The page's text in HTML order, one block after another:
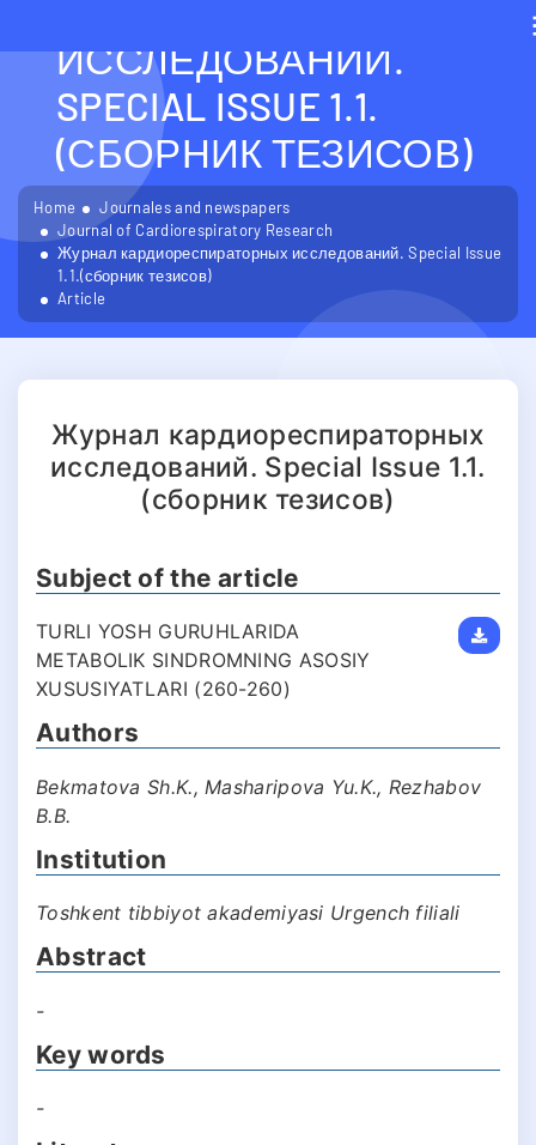
ИССЛЕДОВАНИЙ.
SPECIAL ISSUE 1.1.
(СБОРНИК ТЕЗИСОВ)
Home
Journales and newspapers
Journal of Cardiorespiratory Research
Журнал кардиореспираторных исследований. Special Issue
1.1.(сборник тезисов)
Article
Журнал кардиореспираторных
исследований. Special Issue 1.1.
(сборник тезисов)
Subject of the article
TURLI YOSH GURUHLARIDA
METABOLIK SINDROMNING ASOSIY
XUSUSIYATLARI (260-260)
Authors
Bekmatova Sh.K., Masharipova Yu.K., Rezhabov
B.B.
Institution
Toshkent tibbiyot akademiyasi Urgеnch filiali
Abstract
-
Key words
-